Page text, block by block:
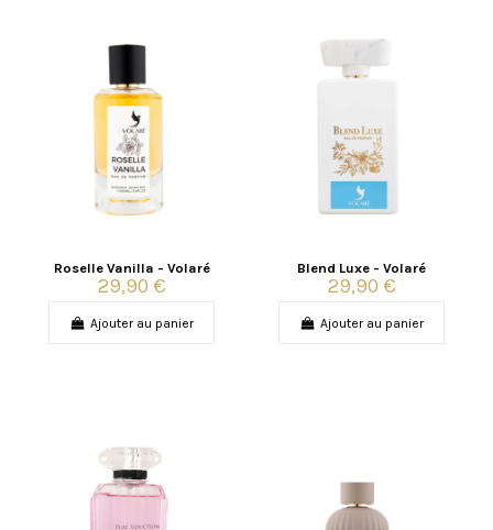
Roselle Vanilla - Volaré
29,90 €
Ajouter au panier
Blend Luxe - Volaré
29,90 €
Ajouter au panier